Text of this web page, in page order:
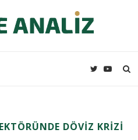
DÖVIZ KRIZI